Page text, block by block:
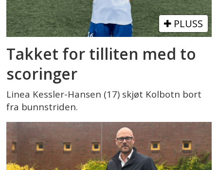
PLUSS
Takket for tilliten med to
scoringer
Linea Kessler-Hansen (17) skjøt Kolbotn bort
fra bunnstriden.